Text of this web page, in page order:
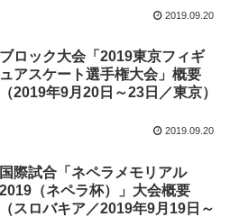
2019.09.20
ブロック大会「2019東京フィギ
ュアスケート選手権大会」概要
（2019年9月20日～23日／東京）
2019.09.20
国際試合「ネペラメモリアル
2019（ネペラ杯）」大会概要
（スロバキア／2019年9月19日～